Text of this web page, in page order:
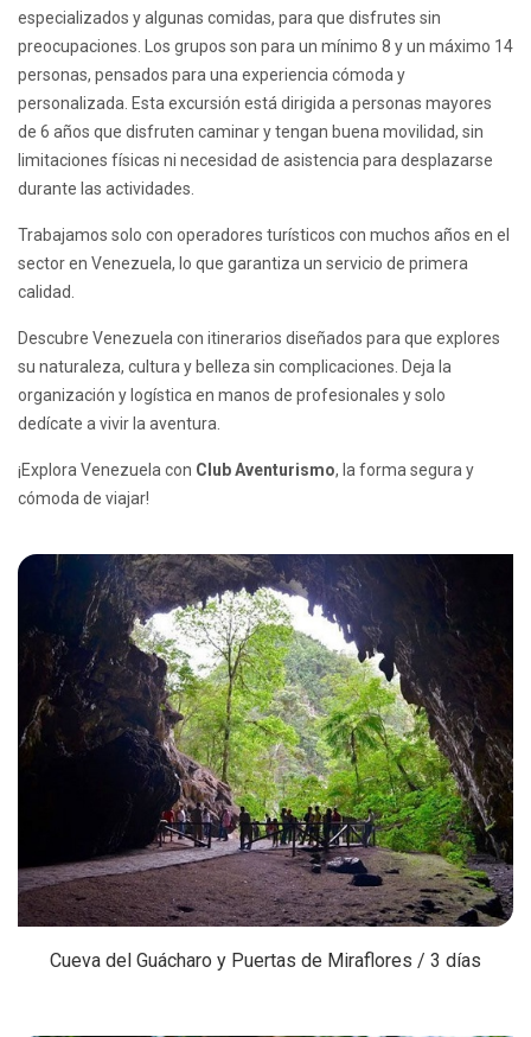
especializados y algunas comidas, para que disfrutes sin
preocupaciones. Los grupos son para un mínimo 8 y un máximo 14
personas, pensados para una experiencia cómoda y
personalizada. Esta excursión está dirigida a personas mayores
de 6 años que disfruten caminar y tengan buena movilidad, sin
limitaciones físicas ni necesidad de asistencia para desplazarse
durante las actividades.
Trabajamos solo con operadores turísticos con muchos años en el
sector en Venezuela, lo que garantiza un servicio de primera
calidad.
Descubre Venezuela con itinerarios diseñados para que explores
su naturaleza, cultura y belleza sin complicaciones. Deja la
organización y logística en manos de profesionales y solo
dedícate a vivir la aventura.
¡Explora Venezuela con Club Aventurismo, la forma segura y
cómoda de viajar!
Cueva del Guácharo y Puertas de Miraflores / 3 días